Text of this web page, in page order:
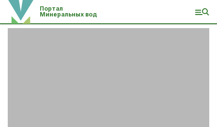
Портал
Минеральных вод